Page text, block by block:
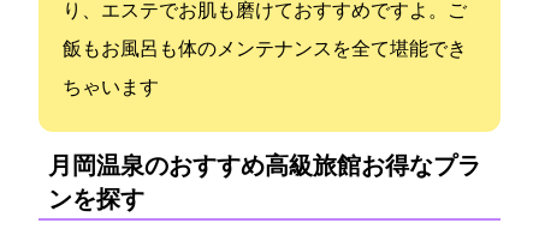
り、エステでお肌も磨けておすすめですよ。ご
飯もお風呂も体のメンテナンスを全て堪能でき
ちゃいます
月岡温泉のおすすめ高級旅館:お得なプラ
ンを探す